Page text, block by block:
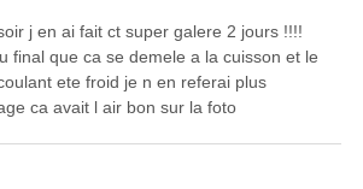
j en ai fait ct super galere 2 jours !!!!
final que ca se demele a la cuisson et le
ete froid je n en referai plus
ca avait l air bon sur la foto